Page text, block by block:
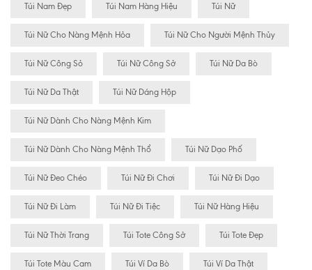
Túi Nam Đẹp Túi Nam Hàng Hiệu Túi Nữ
Túi Nữ Cho Nàng Mệnh Hỏa Túi Nữ Cho Người Mệnh Thủy
Túi Nữ Công Sỏ Túi Nữ Công Sở Túi Nữ Da Bò
Túi Nữ Da Thật Túi Nữ Dáng Hộp
Túi Nữ Dành Cho Nàng Mệnh Kim
Túi Nữ Dành Cho Nàng Mệnh Thổ Túi Nữ Dạo Phố
Túi Nữ Đeo Chéo Túi Nữ Đi Chơi Túi Nữ Đi Dạo
Túi Nữ Đi Làm Túi Nữ Đi Tiệc Túi Nữ Hàng Hiệu
Túi Nữ Thời Trang Túi Tote Công Sở Túi Tote Đẹp
Túi Tote Màu Cam Túi Ví Da Bò Túi Ví Da Thật